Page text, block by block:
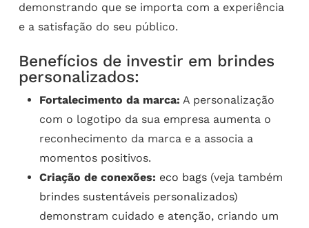
demonstrando que se importa com a experiência
e a satisfação do seu público.
Benefícios de investir em brindes
personalizados:
Fortalecimento da marca: A personalização
com o logotipo da sua empresa aumenta o
reconhecimento da marca e a associa a
momentos positivos.
Criação de conexões: eco bags(veja também
brindes sustentáveis personalizados)
demonstram cuidado e atenção, criando um